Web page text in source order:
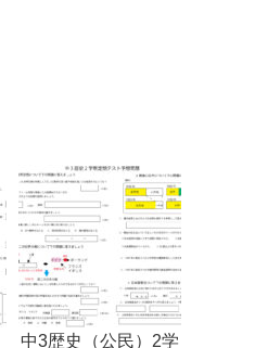
中3歴史（公民）2学